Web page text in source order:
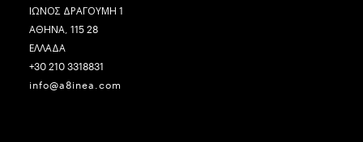
ΙΩΝΟΣ ΔΡΑΓΟΥΜΗ 1
ΑΘΗΝΑ, 115 28
ΕΛΛΑΔΑ
+30 210 3318831
info@a8inea.com